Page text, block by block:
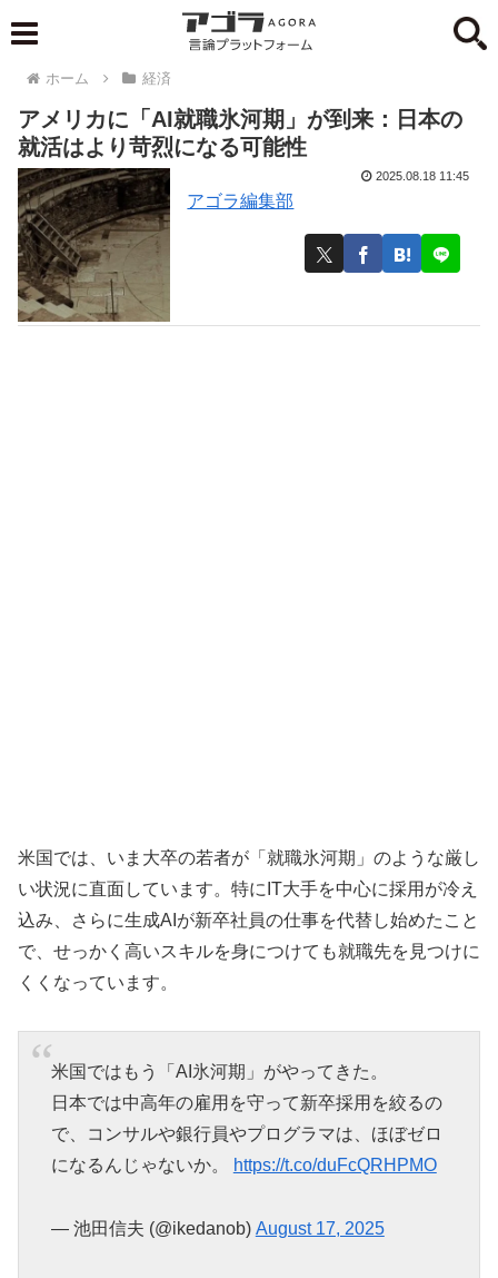
ホーム 経済
アメリカに「AI就職氷河期」が到来：日本の
就活はより苛烈になる可能性
アゴラ編集部
2025.08.18 11:45
米国では、いま大卒の若者が「就職氷河期」のような厳し
い状況に直面しています。特にIT大手を中心に採用が冷え
込み、さらに生成AIが新卒社員の仕事を代替し始めたこと
で、せっかく高いスキルを身につけても就職先を見つけに
くくなっています。
米国ではもう「AI氷河期」がやってきた。
日本では中高年の雇用を守って新卒採用を絞るの
で、コンサルや銀行員やプログラマは、ほぼゼロ
になるんじゃないか。
https://t.co/duFcQRHPMO
— 池田信夫 (@ikedanob) August 17, 2025